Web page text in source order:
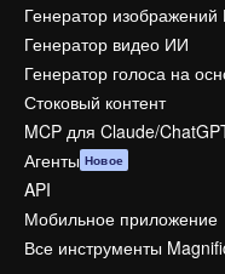
Генератор
Генератор видео ИИ
Генератор голоса на
Стоковый контент
MCP для Claude/
Агенты Новое
API
Мобильное приложение
Все инструменты